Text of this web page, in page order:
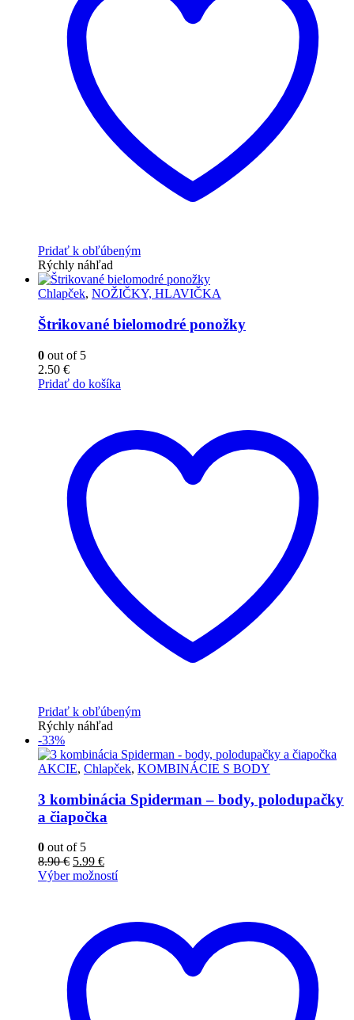
Pridať k obľúbeným
Rýchly náhľad
Chlapček, NOŽIČKY, HLAVIČKA
Štrikované bielomodré ponožky
0 out of 5
2.50 €
Pridať do košíka
Pridať k obľúbeným
Rýchly náhľad
-33%
AKCIE, Chlapček, KOMBINÁCIE S BODY
3 kombinácia Spiderman – body, polodupačky
a čiapočka
0 out of 5
8.90€ 5.99 €
Výber možností